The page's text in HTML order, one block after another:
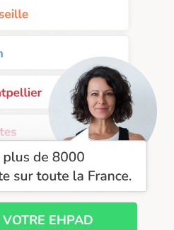
EHPAD